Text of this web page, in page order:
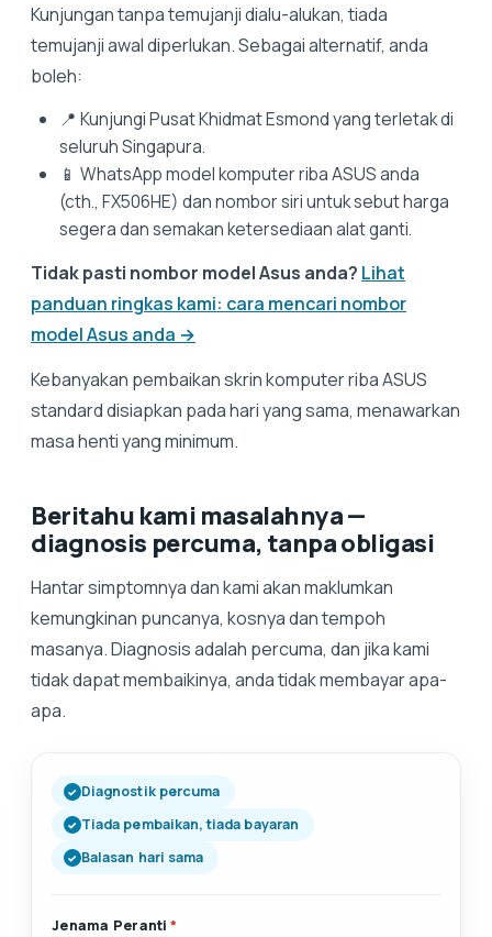
Kunjungan tanpa temujanji dialu-alukan, tiada
temujanji awal diperlukan. Sebagai alternatif, anda
boleh:
📍 Kunjungi Pusat Khidmat Esmond yang terletak di
seluruh Singapura.
📱 WhatsApp model komputer riba ASUS anda
(cth., FX506HE) dan nombor siri untuk sebut harga
segera dan semakan ketersediaan alat ganti.
Tidak pasti nombor model Asus anda? Lihat
panduan ringkas kami: cara mencari nombor
model Asus anda →
Kebanyakan pembaikan skrin komputer riba ASUS
standard disiapkan pada hari yang sama, menawarkan
masa henti yang minimum.
Beritahu kami masalahnya —
diagnosis percuma, tanpa obligasi
Hantar simptomnya dan kami akan maklumkan
kemungkinan puncanya, kosnya dan tempoh
masanya. Diagnosis adalah percuma, dan jika kami
tidak dapat membaikinya, anda tidak membayar apa-
apa.
Diagnostik percuma
Tiada pembaikan, tiada bayaran
Balasan hari sama
Jenama Peranti *